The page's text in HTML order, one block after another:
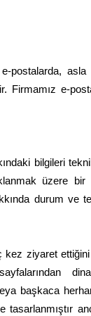
postalarda, asla
e-
bilgileri
üzere bir
durum ve
ziyaret ettiğini
başkaca
tasarlanmıştır